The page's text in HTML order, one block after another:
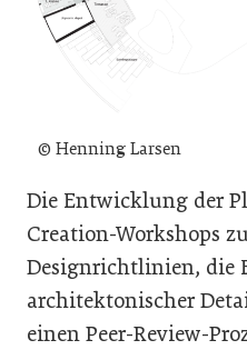
© Henning Larsen
Die Entwicklung der
Creation-Workshops
Designrichtlinien, die
architektonischer
einen Peer-Review-